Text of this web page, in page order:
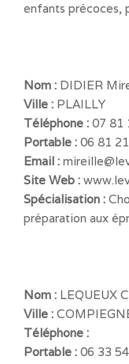
enfants précoces,
Nom : DIDIER
Ville : PLAILLY
Téléphone : 07 81
Portable : 06 81
Email :
Site Web :
Spécialisation :
préparation aux
Nom : LEQUEUX
Ville :
Téléphone :
Portable : 06 33